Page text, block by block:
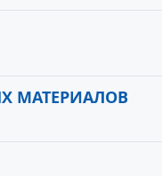
МАТЕРИАЛОВ